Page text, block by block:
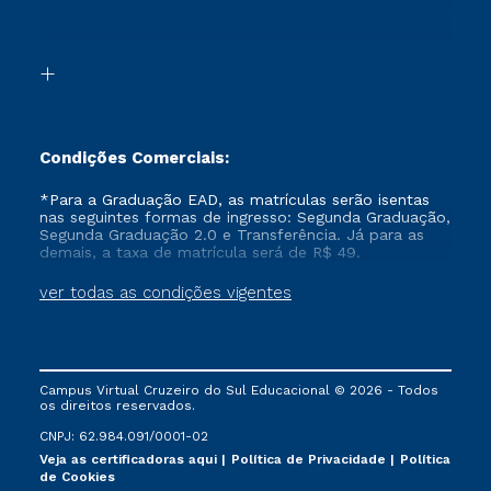
Formação Pedagógica - R2
Condições Comerciais:
ver todas as condições vigentes
*Para a Graduação EAD, as matrículas serão isentas
nas seguintes formas de ingresso: Segunda Graduação,
Segunda Graduação 2.0 e Transferência. Já para as
demais, a taxa de matrícula será de R$ 49.
Campus Virtual Cruzeiro do Sul Educacional © 2026 - Todos
os direitos reservados.
CNPJ: 62.984.091/0001-02
Veja as certificadoras aqui
Política de Privacidade
Política
de Cookies